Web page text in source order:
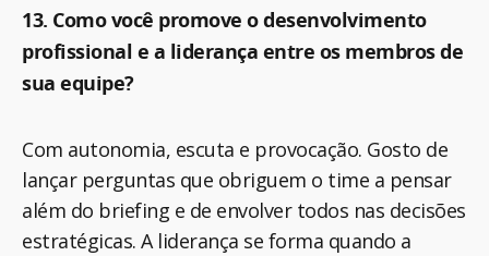
13. Como você promove o desenvolvimento
profissional e a liderança entre os membros de
sua equipe?
Com autonomia, escuta e provocação. Gosto de
lançar perguntas que obriguem o time a pensar
além do briefing e de envolver todos nas decisões
estratégicas. A liderança se forma quando a